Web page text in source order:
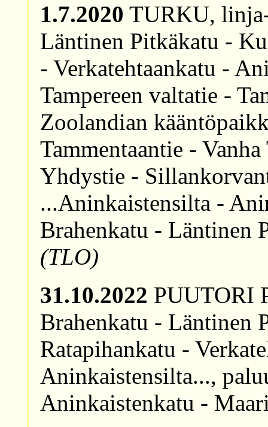
1.7.2020 TURKU,
Läntinen Pitkäkatu -
- Verkatehtaankatu -
Tampereen valtatie -
Zoolandian
Tammentaantie -
Yhdystie -
...Aninkaistensilta -
Brahenkatu - Läntinen
(TLO)
31.10.2022 PUUTORI
Brahenkatu - Läntinen
Ratapihankatu -
Aninkaistensilta...,
Aninkaistenkatu -